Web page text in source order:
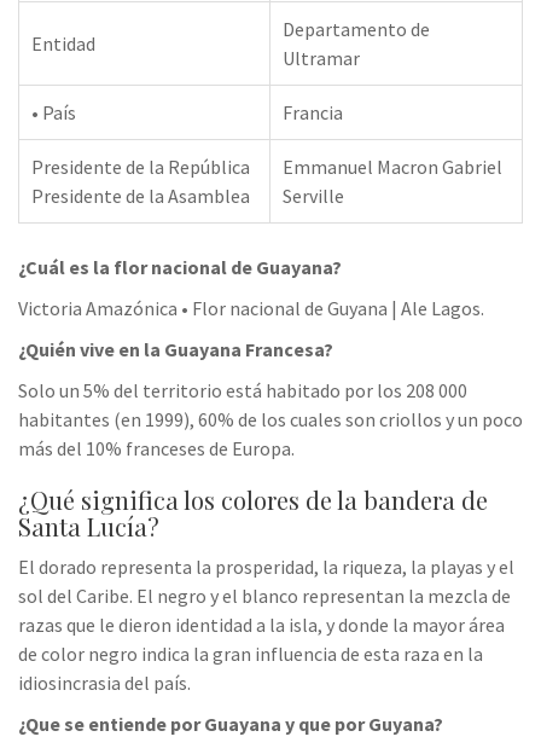
Entidad
Departamento de
Ultramar
• País Francia
Presidente de la República
Presidente de la Asamblea
Emmanuel Macron Gabriel
Serville
¿Cuál es la flor nacional de Guayana?
Victoria Amazónica • Flor nacional de Guyana | Ale Lagos.
¿Quién vive en la Guayana Francesa?
Solo un 5% del territorio está habitado por los 208 000
habitantes (en 1999), 60% de los cuales son criollos y un poco
más del 10% franceses de Europa.
¿Qué significa los colores de la bandera de
Santa Lucía?
El dorado representa la prosperidad, la riqueza, la playas y el
sol del Caribe. El negro y el blanco representan la mezcla de
razas que le dieron identidad a la isla, y donde la mayor área
de color negro indica la gran influencia de esta raza en la
idiosincrasia del país.
¿Que se entiende por Guayana y que por Guyana?